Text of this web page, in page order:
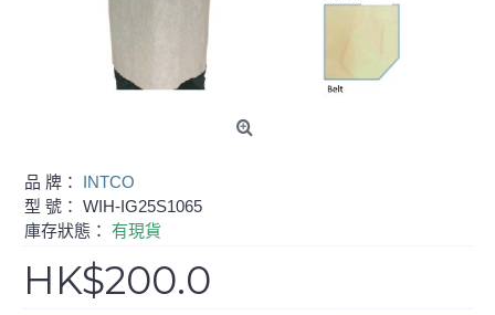
品 牌： INTCO
型 號： WIH-IG25S1065
庫存狀態： 有現貨
HK$200.0